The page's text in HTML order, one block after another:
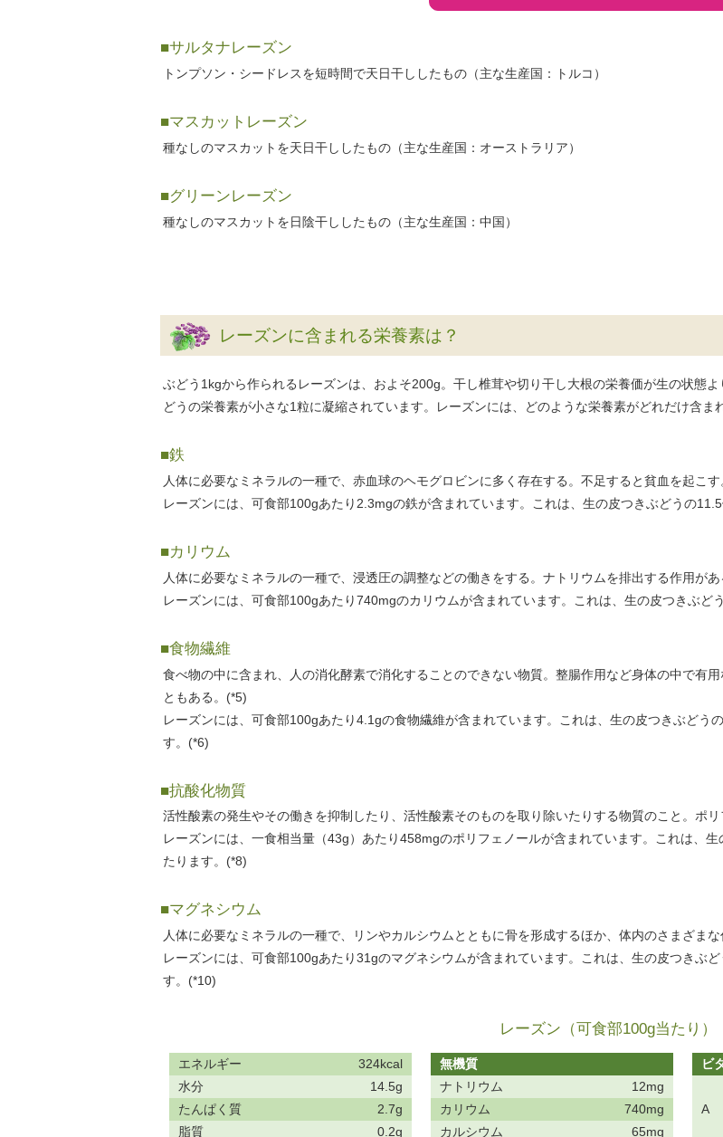
■サルタナレーズン
トンプソン・シードレスを短時間で天日干ししたもの（主な生産国：トルコ）
■マスカットレーズン
種なしのマスカットを天日干ししたもの（主な生産国：オーストラリア）
■グリーンレーズン
種なしのマスカットを日陰干ししたもの（主な生産国：中国）
レーズンに含まれる栄養素は？
ぶどう1kgから作られるレーズンは、およそ200g。干し椎茸や切り干し大根の栄養価が生の状態
どうの栄養素が小さな1粒に凝縮されています。レーズンには、どのような栄養素がどれだけ含ま
■鉄
人体に必要なミネラルの一種で、赤血球のヘモグロビンに多く存在する。不足すると貧血を起こす
レーズンには、可食部100gあたり2.3mgの鉄が含まれています。これは、生の皮つきぶどうの
■カリウム
人体に必要なミネラルの一種で、浸透圧の調整などの働きをする。ナトリウムを排出する作用が
レーズンには、可食部100gあたり740mgのカリウムが含まれています。これは、生の皮つきぶど
■食物繊維
食べ物の中に含まれ、人の消化酵素で消化することのできない物質。整腸作用など身体の中で有
ともある。(*5)
レーズンには、可食部100gあたり4.1gの食物繊維が含まれています。これは、生の皮つきぶどう
す。(*6)
■抗酸化物質
活性酸素の発生やその働きを抑制したり、活性酸素そのものを取り除いたりする物質のこと。ポ
レーズンには、一食相当量（43g）あたり458mgのポリフェノールが含まれています。これは、
たります。(*8)
■マグネシウム
人体に必要なミネラルの一種で、リンやカルシウムとともに骨を形成するほか、体内のさまざま
レーズンには、可食部100gあたり31gのマグネシウムが含まれています。これは、生の皮つきぶ
す。(*10)
レーズン（可食部100g当たり）
エネルギー
324kcal
水分
14.5g
たんぱく質
2.7g
脂質
0.2g
無機質
ナトリウム
12mg
カリウム
740mg
カルシウム
65mg
ビ
A